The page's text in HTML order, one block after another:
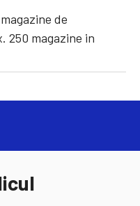
de
250 magazine in